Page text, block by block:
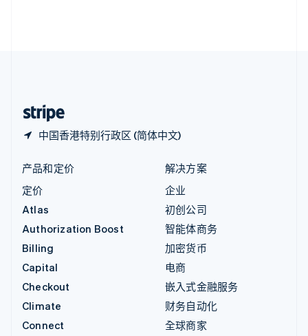
中国香港特别行政区 (简体中文)
产品和定价
定价
Atlas
Authorization Boost
Billing
Capital
Checkout
Climate
Connect
解决方案
企业
初创公司
智能体商务
加密货币
电商
嵌入式金融服务
财务自动化
全球商家